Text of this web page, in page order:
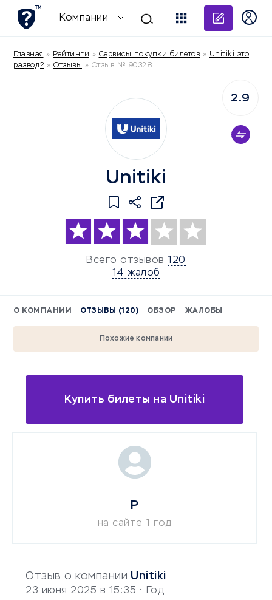
Компании
Главная » Рейтинги » Сервисы покупки билетов » Unitiki это
развод? » Отзывы » Отзыв № 90328
Unitiki
Всего отзывов 120
14 жалоб
2.9
О КОМПАНИИ ОТЗЫВЫ (120) ОБЗОР ЖАЛОБЫ
Похожие компании
Купить билеты на Unitiki
Отзыв о компании Unitiki
23 июня 2025 в 15:35 • Год
Р
на сайте 1 год